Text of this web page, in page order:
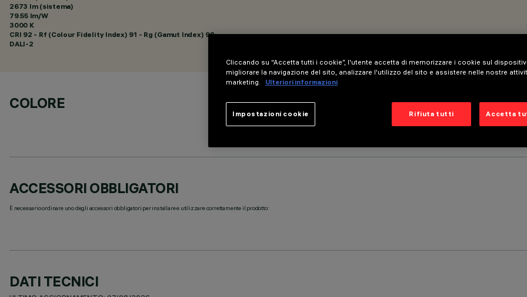
2673 lm (sistema)
79.55 lm/W
3000 K
CRI 92 - Rf (Colour Fidelity Index) 91 - Rg (Gamut Index) 98
DALI-2
COLORE
ACCESSORI OBBLIGATORI
È necessario ordinare uno degli accessori obbligatori per installare e utilizzare correttamente il prodotto:
DATI TECNICI
Cliccando su “Accetta tutti i cookie”, l'utente accetta di memorizzare i cookie sul
migliorare la navigazione del sito, analizzare l'utilizzo del sito e assistere nelle nostre
marketing.
Ulteriori informazioni
Rifiuta tutti Accetta
Impostazioni cookie